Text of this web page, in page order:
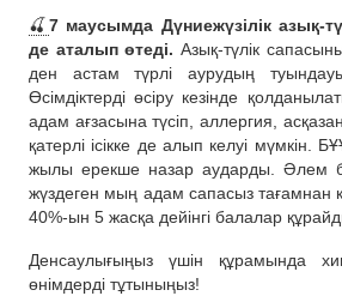
🍒 7 маусымда Дүниежүзілік азық-
де аталып өтеді. Азық-түлік
ден астам түрлі аурудың
Өсімдіктерді өсіру кезінде
адам ағзасына түсіп, аллергия,
қатерлі ісікке де алып келуі мүмкін.
жылы ерекше назар аударды. Әлем
жүздеген мың адам сапасыз тағамнан
40%-ын 5 жасқа дейінгі балалар
Денсаулығыңыз үшін құрамында
өнімдерді тұтыныңыз!